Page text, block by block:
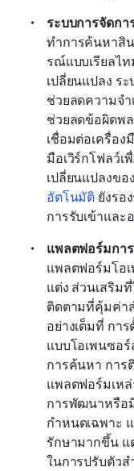
ระบบการจัดก
ทำการค้นหาสิ
รณ์แบบเรียลไท
เปลี่ยนแปลง ร
ช่วยลดความจ
ช่วยลดข้อผิดพ
เชื่อมต่อเครื่อง
มือเวิร์กโฟลว์
เปลี่ยนแปลงขอ
อัตโนมัติ ยังรอ
การรับเข้าและ
แพลตฟอร์มกา
แพลตฟอร์มโอ
แต่ง ส่วนเสริม
ติดตามที่คุ้มค่า
อย่างเต็มที่ กา
แบบโอเพนซอ
การค้นหา การ
แพลตฟอร์มเห
การพัฒนาหรือ
กำหนดเฉพาะ
รักษามากขึ้น แ
ในการปรับตัว